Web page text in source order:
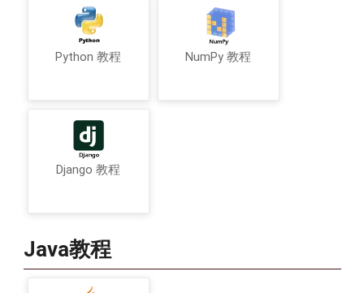
Python 教程 NumPy 教程
Django 教程
Java教程